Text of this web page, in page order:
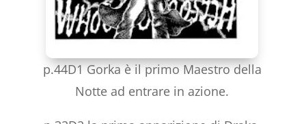
p.44D1 Gorka è il primo Maestro della
Notte ad entrare in azione.